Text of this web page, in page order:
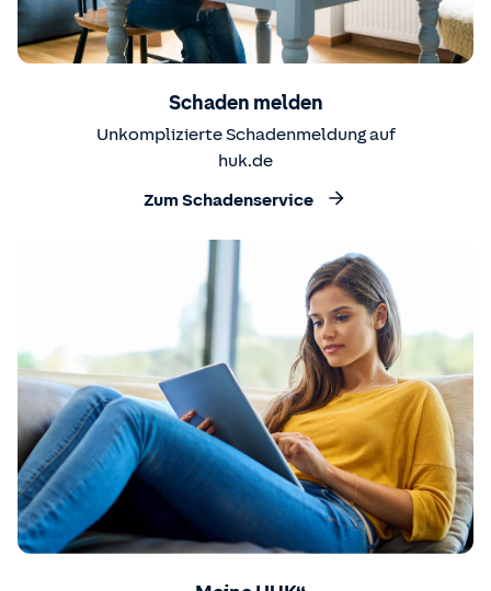
Schaden melden
Unkomplizierte Schadenmeldung auf
huk.de
Zum Schadenservice